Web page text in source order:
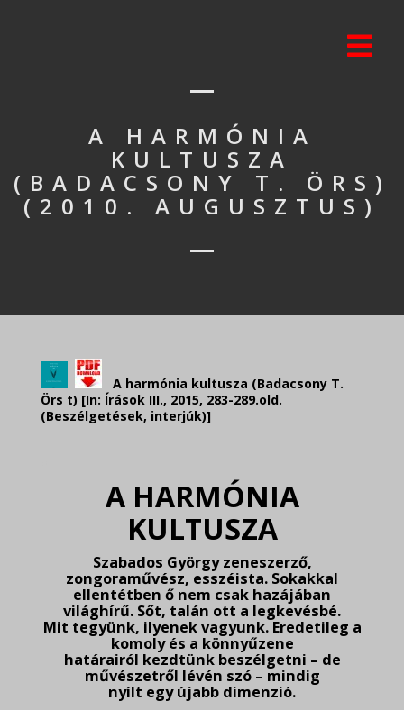
A HARMÓNIA
KULTUSZA
(BADACSONY T. ÖRS)
(2010. AUGUSZTUS)
A harmónia kultusza (Badacsony T.
Örs t) [In: Írások III., 2015, 283-289.old.
(Beszélgetések, interjúk)]
A HARMÓNIA
KULTUSZA
Szabados György zeneszerző,
zongoraművész, esszéista. Sokakkal
ellentétben ő nem csak hazájában
világhírű. Sőt, talán ott a legkevésbé.
Mit tegyünk, ilyenek vagyunk. Eredetileg a
komoly és a könnyűzene
határairól kezdtünk beszélgetni – de
művészetről lévén szó – mindig
nyílt egy újabb dimenzió.